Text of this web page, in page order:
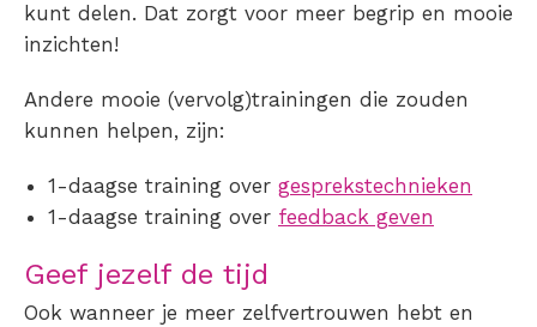
kunt delen. Dat zorgt voor meer begrip en mooie
inzichten!
Andere mooie (vervolg)trainingen die zouden
kunnen helpen, zijn:
1-daagse training over gesprekstechnieken
1-daagse training over feedback geven
Geef jezelf de tijd
Ook wanneer je meer zelfvertrouwen hebt en